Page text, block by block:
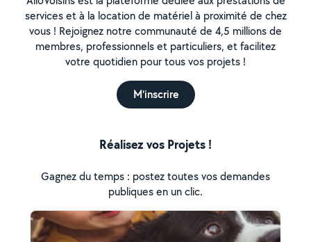
services et à la location de matériel à proximité de chez
vous ! Rejoignez notre communauté de 4,5 millions de
membres, professionnels et particuliers, et facilitez
votre quotidien pour tous vos projets !
M'inscrire
Réalisez vos Projets !
Gagnez du temps : postez toutes vos demandes
publiques en un clic.